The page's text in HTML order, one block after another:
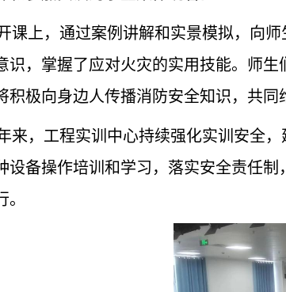
课上，通过案例讲解和实景模拟，向
识，掌握了应对火灾的实用技能。师
积极向身边人传播消防安全知识，共同
来，工程实训中心持续强化实训安全
设备操作培训和学习，落实安全责任